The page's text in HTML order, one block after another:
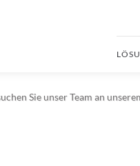
Sie unser Team an